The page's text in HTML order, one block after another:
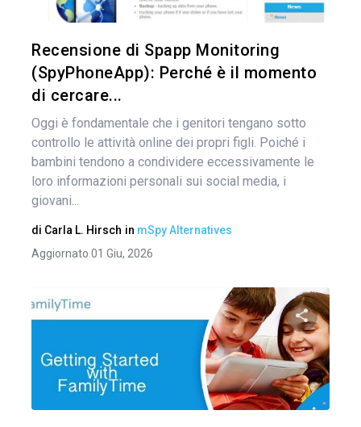
Recensione di Spapp Monitoring
(SpyPhoneApp): Perché è il momento
di cercare...
Oggi è fondamentale che i genitori tengano sotto
controllo le attività online dei propri figli. Poiché i
bambini tendono a condividere eccessivamente le
loro informazioni personali sui social media, i
giovani...
di Carla L. Hirsch in mSpy Alternatives
Aggiornato 01 Giu, 2026
Condividi